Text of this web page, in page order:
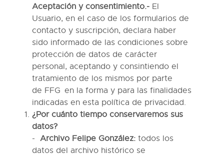
Aceptación y consentimiento.- El
Usuario, en el caso de los formularios de
contacto y suscripción, declara haber
sido informado de las condiciones sobre
protección de datos de carácter
personal, aceptando y consintiendo el
tratamiento de los mismos por parte
de FFG en la forma y para las finalidades
indicadas en esta política de privacidad.
¿Por cuánto tiempo conservaremos sus
datos?
Archivo Felipe González: todos los
datos del archivo histórico se